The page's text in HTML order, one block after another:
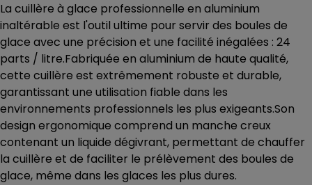
La cuillère à glace professionnelle en aluminium
inaltérable est l'outil ultime pour servir des boules de
glace avec une précision et une facilité inégalées : 24
parts / litre.Fabriquée en aluminium de haute qualité,
cette cuillère est extrêmement robuste et durable,
garantissant une utilisation fiable dans les
environnements professionnels les plus exigeants.Son
design ergonomique comprend un manche creux
contenant un liquide dégivrant, permettant de chauffer
la cuillère et de faciliter le prélèvement des boules de
glace, même dans les glaces les plus dures.